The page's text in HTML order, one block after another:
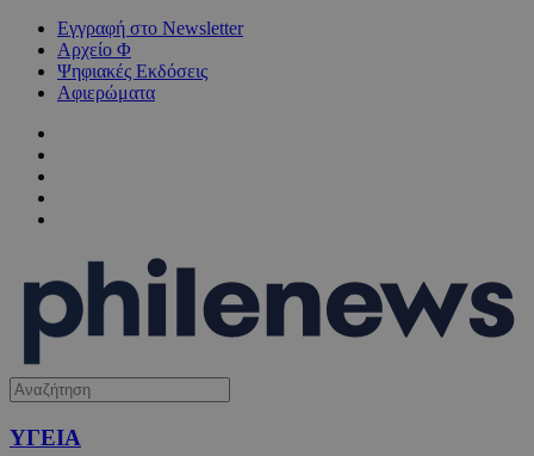
Εγγραφή στο Newsletter
Αρχείο Φ
Ψηφιακές Εκδόσεις
Αφιερώματα
ΥΓΕΙΑ